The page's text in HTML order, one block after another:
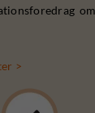
>